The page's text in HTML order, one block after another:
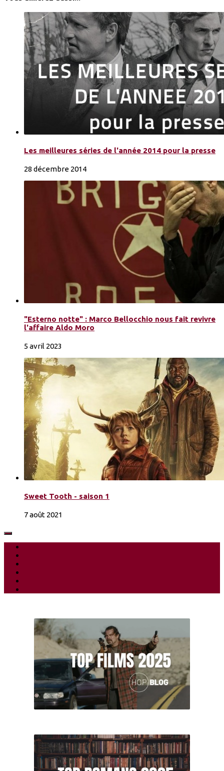
Les meilleures séries de l'année 2014 pour la presse
28 décembre 2014
"Esterno notte" : Marco Bellocchio nous fait revivre
l'affaire Aldo Moro
5 avril 2023
Sweet Tooth - saison 1
7 août 2021